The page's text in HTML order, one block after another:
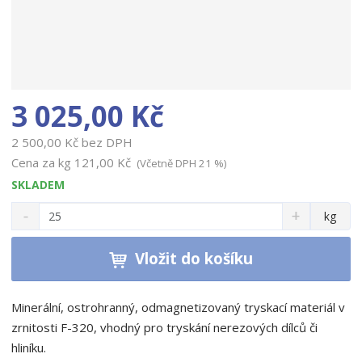
3 025,00 Kč
2 500,00 Kč bez DPH
Cena za kg 121,00 Kč (Včetně DPH 21 %)
SKLADEM
m
i
p
o
č
N
a
v
t
m
n
S
n
í
m
n
o
kg
Vložit do košíku
Minerální, ostrohranný, odmagnetizovaný tryskací materiál v
zrnitosti F-320, vhodný pro tryskání nerezových dílců či
hliníku.